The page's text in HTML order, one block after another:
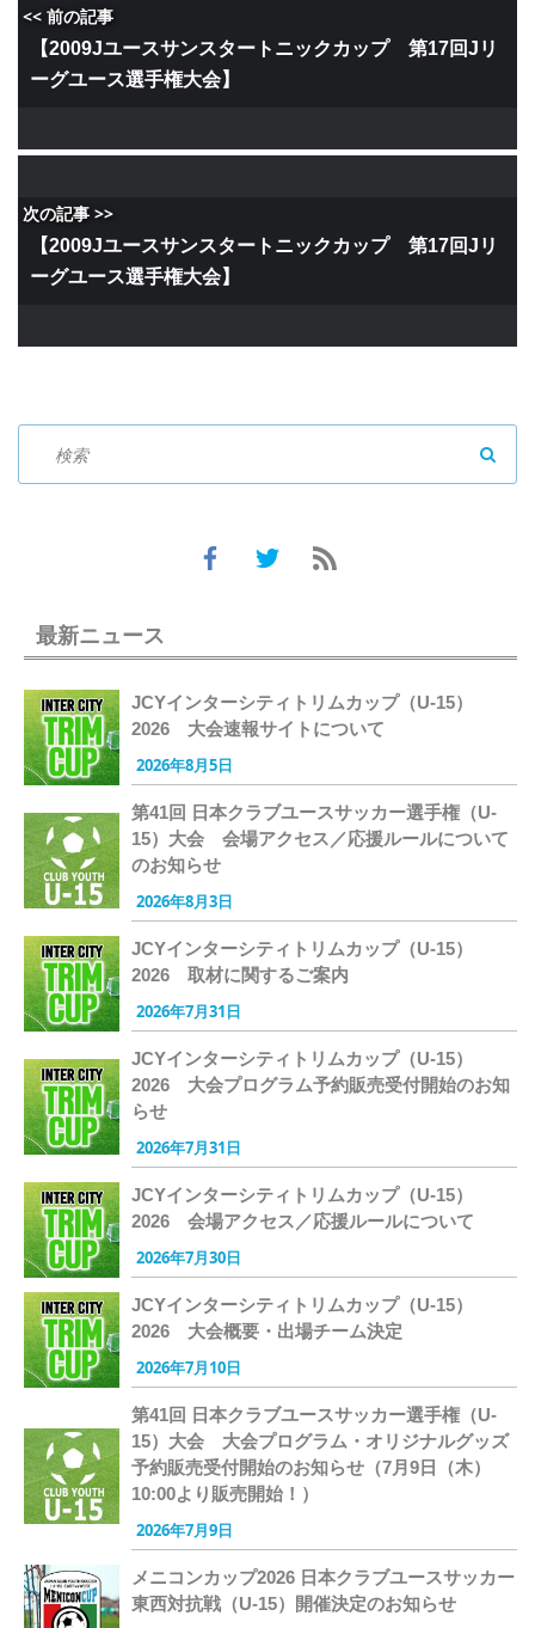
<< 前の記事
【2009Jユースサンスタートニックカップ 第17回Jリ
ーグユース選手権大会】
次の記事 >>
【2009Jユースサンスタートニックカップ 第17回Jリ
ーグユース選手権大会】
最新ニュース
JCYインターシティトリムカップ（U-15）
2026 大会速報サイトについて
2026年8月5日
第41回 日本クラブユースサッカー選手権（U-
15）大会 会場アクセス／応援ルールについて
のお知らせ
2026年8月3日
JCYインターシティトリムカップ（U-15）
2026 取材に関するご案内
2026年7月31日
JCYインターシティトリムカップ（U-15）
2026 大会プログラム予約販売受付開始のお知
らせ
2026年7月31日
JCYインターシティトリムカップ（U-15）
2026 会場アクセス／応援ルールについて
2026年7月30日
JCYインターシティトリムカップ（U-15）
2026 大会概要・出場チーム決定
2026年7月10日
第41回 日本クラブユースサッカー選手権（U-
15）大会 大会プログラム・オリジナルグッズ
予約販売受付開始のお知らせ（7月9日（木）
10:00より販売開始！）
2026年7月9日
メニコンカップ2026 日本クラブユースサッカー
東西対抗戦（U-15）開催決定のお知らせ